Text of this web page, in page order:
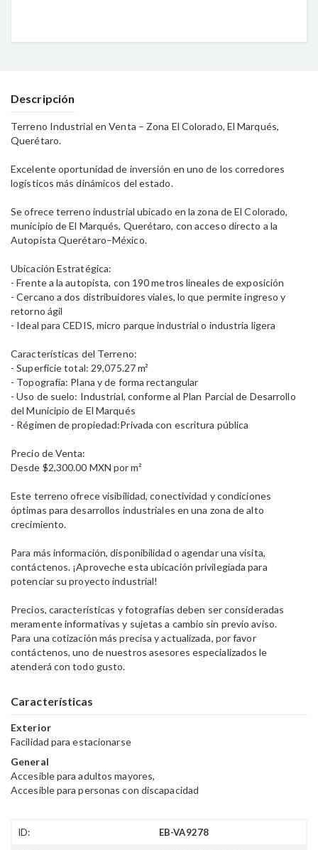
Descripción
Terreno Industrial en Venta – Zona El Colorado, El Marqués,
Querétaro.
Excelente oportunidad de inversión en uno de los corredores
logísticos más dinámicos del estado.
Se ofrece terreno industrial ubicado en la zona de El Colorado,
municipio de El Marqués, Querétaro, con acceso directo a la
Autopista Querétaro–México.
Ubicación Estratégica:
- Frente a la autopista, con 190 metros lineales de exposición
- Cercano a dos distribuidores viales, lo que permite ingreso y
retorno ágil
- Ideal para CEDIS, micro parque industrial o industria ligera
Características del Terreno:
- Superficie total: 29,075.27 m²
- Topografía: Plana y de forma rectangular
- Uso de suelo: Industrial, conforme al Plan Parcial de Desarrollo
del Municipio de El Marqués
- Régimen de propiedad:Privada con escritura pública
Precio de Venta:
Desde $2,300.00 MXN por m²
Este terreno ofrece visibilidad, conectividad y condiciones
óptimas para desarrollos industriales en una zona de alto
crecimiento.
Para más información, disponibilidad o agendar una visita,
contáctenos. ¡Aproveche esta ubicación privilegiada para
potenciar su proyecto industrial!
Precios, características y fotografías deben ser consideradas
meramente informativas y sujetas a cambio sin previo aviso.
Para una cotización más precisa y actualizada, por favor
contáctenos, uno de nuestros asesores especializados le
atenderá con todo gusto.
Características
Exterior
Facilidad para estacionarse
General
Accesible para adultos mayores
Accesible para personas con discapacidad
ID: EB-VA9278